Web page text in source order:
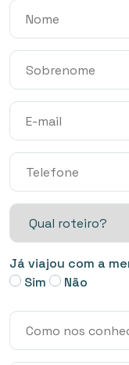
Já viajou com a
Sim
Não